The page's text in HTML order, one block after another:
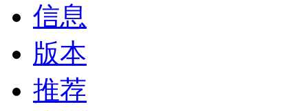
信息
版本
推荐